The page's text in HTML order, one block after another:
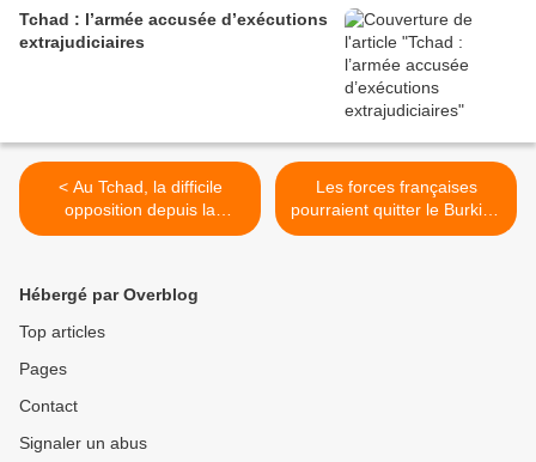
Tchad : l’armée accusée d’exécutions
extrajudiciaires
< Au Tchad, la difficile
opposition depuis la
répression du 20 octobre
Les forces françaises
pourraient quitter le Burkina
Faso >
Hébergé par Overblog
Top articles
Pages
Contact
Signaler un abus